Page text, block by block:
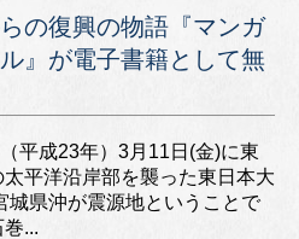
の復興の物語『マンガ
』が電子書籍として無
平成23年）3月11日(金)に東
平洋沿岸部を襲った東日本大
城県沖が震源地ということで
...